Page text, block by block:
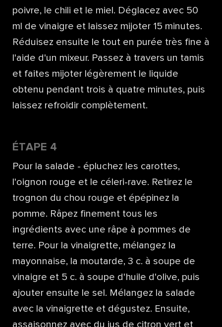
poivre, le chili et le miel. Déglacez avec 50
ml de vinaigre et laissez mijoter 15 minutes.
Réduisez ensuite le tout en purée très fine à
l'aide d'un mixeur. Passez à travers un tamis
et faites mijoter légèrement le liquide
obtenu pendant trois à quatre minutes, puis
laissez refroidir complètement.
ÉTAPE 4
Pour la salade - épluchez les carottes,
l'oignon rouge et le céleri-rave. Retirez le
trognon du chou rouge et épépinez la
pomme. Râpez finement tous les
ingrédients avec une râpe à pommes de
terre. Pour la vinaigrette, mélangez la
mayonnaise, la moutarde, 3 c. à soupe de
vinaigre et 5 c. à soupe d'huile d'olive, puis
ajouter ensuite le sel. Mélangez la salade
avec la vinaigrette et dégustez. Ensuite,
assaisonnez avec du jus de citron vert et